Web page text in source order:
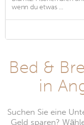
wenn du etwas ...
Bed &
in
Suchen Sie eine
Geld sparen?